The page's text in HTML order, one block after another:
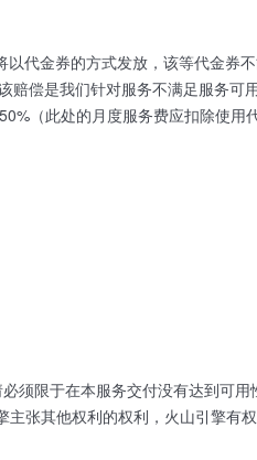
代金券的方式发放，该等代金券
偿是我们针对服务不满足服务可
（此处的月度服务费应扣除使用
须限于在本服务交付没有达到可
张其他权利的权利，火山引擎有